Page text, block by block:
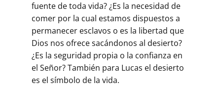
fuente de toda vida? ¿Es la necesidad de
comer por la cual estamos dispuestos a
permanecer esclavos o es la libertad que
Dios nos ofrece sacándonos al desierto?
¿Es la seguridad propia o la confianza en
el Señor? También para Lucas el desierto
es el símbolo de la vida.